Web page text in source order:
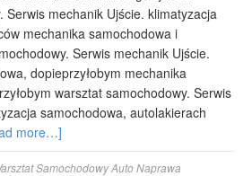
Serwis mechanik Ujście. klimatyzacja
mechanika samochodowa i
Serwis mechanik Ujście.
dopieprzyłobym mechanika
warsztat samochodowy. Serwis
samochodowa, autolakierach
more…]
Samochodowy Auto Naprawa